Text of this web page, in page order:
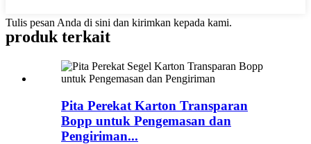
Tulis pesan Anda di sini dan kirimkan kepada kami.
produk terkait
Pita Perekat Karton Transparan
Bopp untuk Pengemasan dan
Pengiriman...